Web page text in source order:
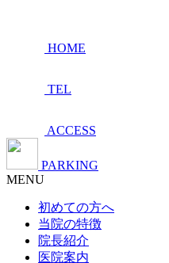
HOME
TEL
ACCESS
PARKING
MENU
初めての方へ
当院の特徴
院長紹介
医院案内